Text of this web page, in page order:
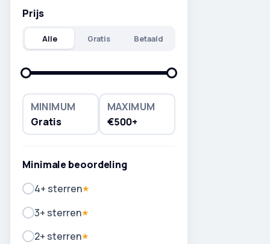
Prijs
Alle Gratis Betaald
MINIMUM
Gratis
MAXIMUM
€500+
Minimale beoordeling
4+ sterren★
3+ sterren★
2+ sterren★